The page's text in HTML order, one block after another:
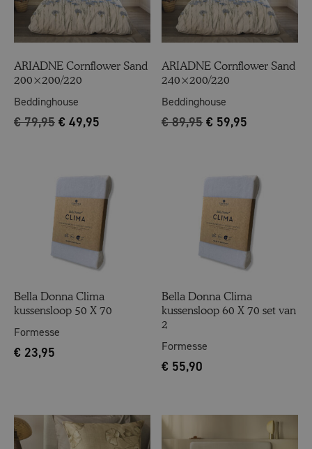
ARIADNE Cornflower Sand
200×200/220
Beddinghouse
€79,95 € 49,95
ARIADNE Cornflower Sand
240×200/220
Beddinghouse
€89,95 € 59,95
Bella Donna Clima
kussensloop 50 X 70
Formesse
€ 23,95
Bella Donna Clima
kussensloop 60 X 70 set van
2
Formesse
€ 55,90